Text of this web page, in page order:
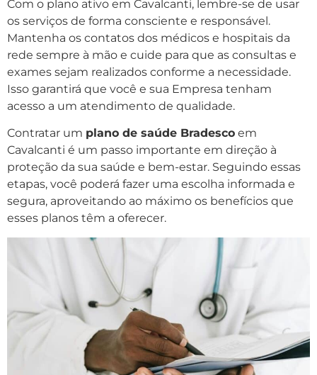
Com o plano ativo em Cavalcanti, lembre-se de usar
os serviços de forma consciente e responsável.
Mantenha os contatos dos médicos e hospitais da
rede sempre à mão e cuide para que as consultas e
exames sejam realizados conforme a necessidade.
Isso garantirá que você e sua Empresa tenham
acesso a um atendimento de qualidade.
Contratar um plano de saúde Bradesco em
Cavalcanti é um passo importante em direção à
proteção da sua saúde e bem-estar. Seguindo essas
etapas, você poderá fazer uma escolha informada e
segura, aproveitando ao máximo os benefícios que
esses planos têm a oferecer.